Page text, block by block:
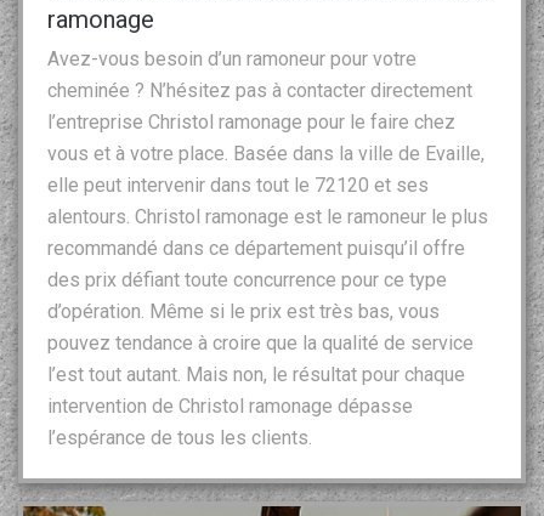
ramonage
Avez-vous besoin d’un ramoneur pour votre
cheminée ? N’hésitez pas à contacter directement
l’entreprise Christol ramonage pour le faire chez
vous et à votre place. Basée dans la ville de Evaille,
elle peut intervenir dans tout le 72120 et ses
alentours. Christol ramonage est le ramoneur le plus
recommandé dans ce département puisqu’il offre
des prix défiant toute concurrence pour ce type
d’opération. Même si le prix est très bas, vous
pouvez tendance à croire que la qualité de service
l’est tout autant. Mais non, le résultat pour chaque
intervention de Christol ramonage dépasse
l’espérance de tous les clients.